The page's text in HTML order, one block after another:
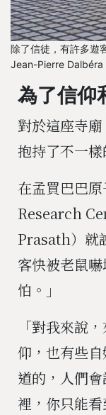
除了信徒，有許多遊
Jean-Pierre Dalbéra
為了信仰
對於這座寺
抱持了不一樣
在孟買巴巴
Research
Prasath）就
客快被老鼠
怕。」
「對我來說
仰，也有些
道的，人們
裡，你只能